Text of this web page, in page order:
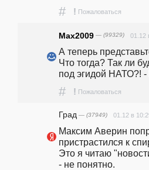
# ! Пожаловаться
Max2009 — (99329) 01.12
А теперь
Что тогда? Так ли
под эгидой НАТО?! -
# ! Пожаловаться
Град — (37949) 01.12 в
Максим Аверин
пристрастился к
Это я читаю
- не понятно.